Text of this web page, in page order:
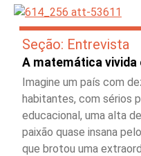
Seção: Entrevista
A matemática vivida
Imagine um país com
habitantes, com sérios
educacional, uma alta
paixão quase insana
que brotou uma